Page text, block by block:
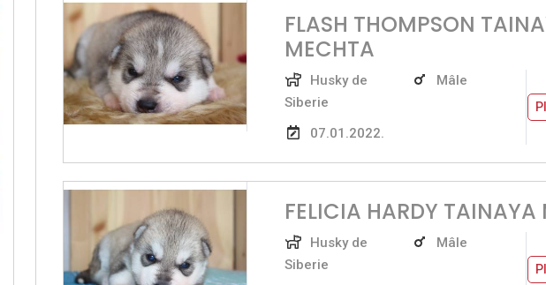
FLASH THOMPSON
MECHTA
Husky de
Siberie
07.01.2022.
Mâle
FELICIA HARDY TAINAYA
Husky de
Siberie
Mâle